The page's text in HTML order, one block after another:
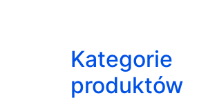
Kategorie
produktów